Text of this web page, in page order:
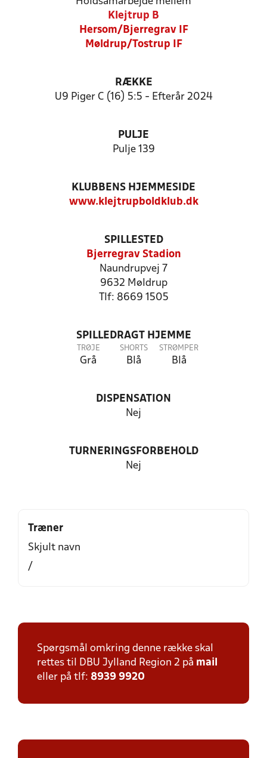
Klejtrup B
Hersom/Bjerregrav IF
Møldrup/Tostrup IF
RÆKKE
U9 Piger C (16) 5:5 - Efterår 2024
PULJE
Pulje 139
KLUBBENS HJEMMESIDE
www.klejtrupboldklub.dk
SPILLESTED
Bjerregrav Stadion
Naundrupvej 7
9632 Møldrup
Tlf: 8669 1505
SPILLEDRAGT HJEMME
TRØJE
Grå
SHORTS
Blå
STRØMPER
Blå
DISPENSATION
Nej
TURNERINGSFORBEHOLD
Nej
Træner
Skjult navn
/
Spørgsmål omkring denne række skal
rettes til DBU Jylland Region 2 på mail
eller på tlf: 8939 9920